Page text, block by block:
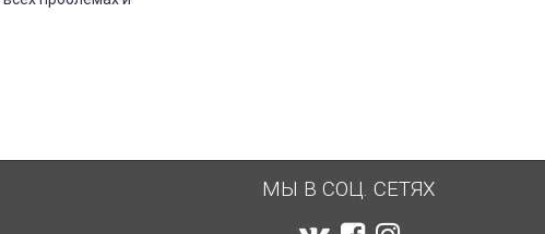
МЫ В СОЦ. СЕТЯХ